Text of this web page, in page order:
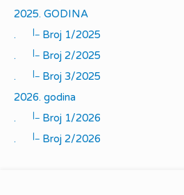
2025. GODINA
.
|_
Broj 1/2025
.
|_
Broj 2/2025
.
|_
Broj 3/2025
2026. godina
.
|_
Broj 1/2026
.
|_ Broj 2/2026